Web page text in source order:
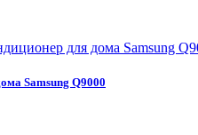
Samsung Q9000